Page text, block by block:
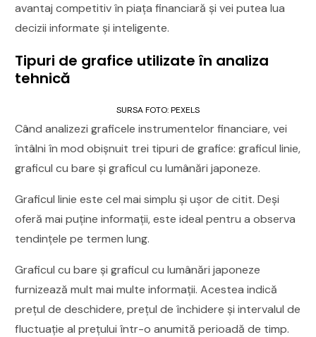
avantaj competitiv în piața financiară și vei putea lua
decizii informate și inteligente.
Tipuri de grafice utilizate în analiza
tehnică
SURSA FOTO: PEXELS
Când analizezi graficele instrumentelor financiare, vei
întâlni în mod obișnuit trei tipuri de grafice: graficul linie,
graficul cu bare și graficul cu lumânări japoneze.
Graficul linie este cel mai simplu și ușor de citit. Deși
oferă mai puține informații, este ideal pentru a observa
tendințele pe termen lung.
Graficul cu bare și graficul cu lumânări japoneze
furnizează mult mai multe informații. Acestea indică
prețul de deschidere, prețul de închidere și intervalul de
fluctuație al prețului într-o anumită perioadă de timp.